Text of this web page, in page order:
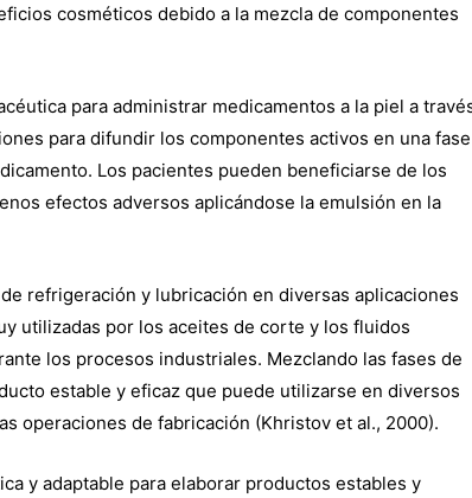
cosméticos debido a la mezcla de componentes
para administrar medicamentos a la piel a
para difundir los componentes activos en una fase
Los pacientes pueden beneficiarse de los
efectos adversos aplicándose la emulsión en la
refrigeración y lubricación en diversas aplicaciones
utilizadas por los aceites de corte y los fluidos
los procesos industriales. Mezclando las fases de
estable y eficaz que puede utilizarse en diversos
operaciones de fabricación (Khristov et al., 2000).
y adaptable para elaborar productos estables y